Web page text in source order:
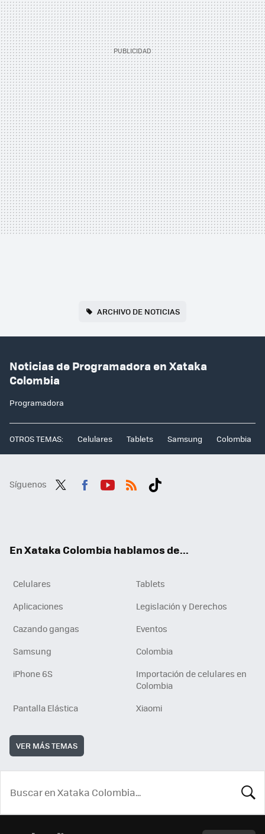
ARCHIVO DE NOTICIAS
Noticias de Programadora en Xataka
Colombia
Programadora
OTROS TEMAS: Celulares Tablets Samsung Colombia
Síguenos
En Xataka Colombia hablamos de...
Celulares
Tablets
Aplicaciones
Legislación y Derechos
Cazando gangas
Eventos
Samsung
Colombia
iPhone 6S
Importación de celulares en
Colombia
Pantalla Elástica
Xiaomi
VER MÁS TEMAS